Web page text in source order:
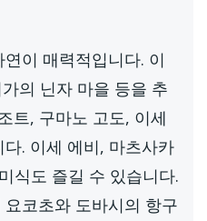
이 매력적입니다. 이
의 닌자 마을 등을 추
트, 구마노 고도, 이세
. 이세 에비, 마츠사카
식도 즐길 수 있습니다.
코초와 도바시의 항구